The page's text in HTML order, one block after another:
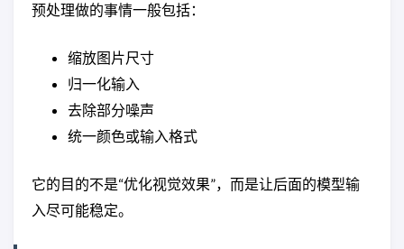
预处理做的事情一般包括：
缩放图片尺寸
归一化输入
去除部分噪声
统一颜色或输入格式
它的目的不是“优化视觉效果”，而是让后面的模型输
入尽可能稳定。